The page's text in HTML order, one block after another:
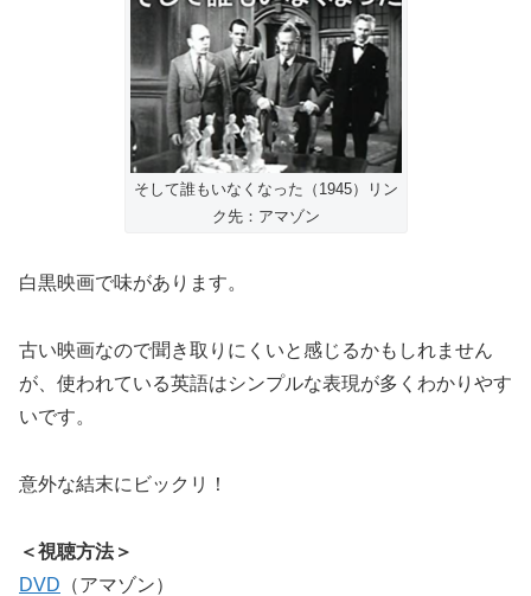
そして誰もいなくなった（1945）リン
ク先：アマゾン
白黒映画で味があります。
古い映画なので聞き取りにくいと感じるかもしれません
が、使われている英語はシンプルな表現が多くわかりやす
いです。
意外な結末にビックリ！
＜視聴方法＞
DVD （アマゾン）